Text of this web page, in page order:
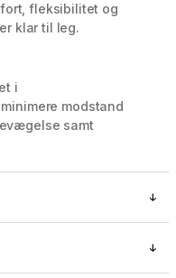
fleksibilitet og
klar til leg.
i
modstand
samt